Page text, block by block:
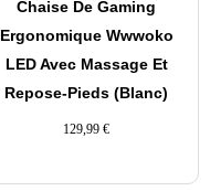
Chaise De Gaming
Ergonomique Wwwoko
LED Avec Massage Et
Repose-Pieds (Blanc)
129,99 €